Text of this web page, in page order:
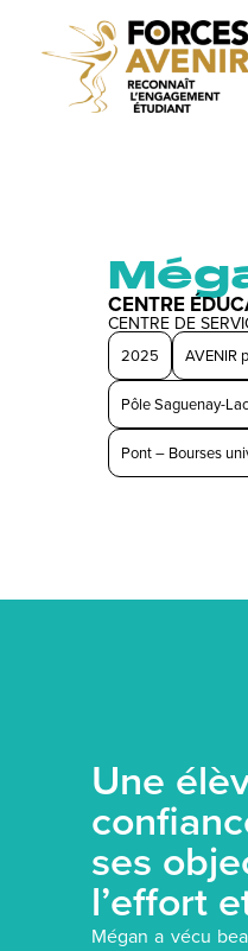
CENTRE
CENTRE DE
2025 AVENIR
Pôle Saguenay-
Pont – Bourses
Une
ses
l’effort
Mégan a vécu